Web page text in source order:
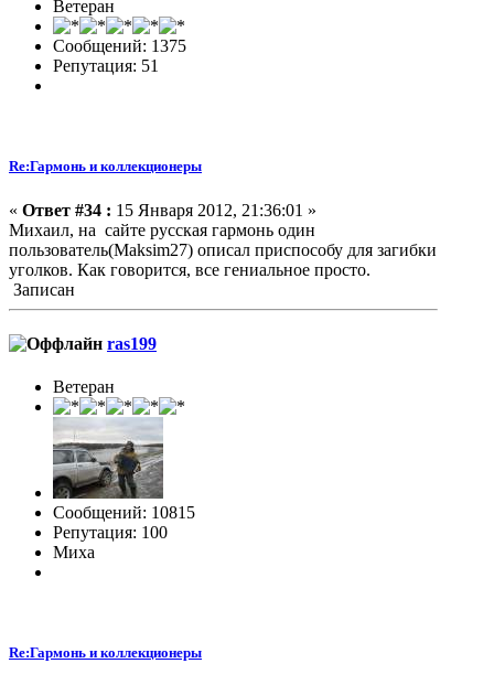
Ветеран
Сообщений: 1375
Репутация: 51
Re:Гармонь и коллекционеры
« Ответ #34 : 15 Января 2012, 21:36:01 »
Михаил, на сайте русская гармонь один
пользователь(Maksim27) описал приспособу для загибки
уголков. Как говорится, все гениальное просто.
Записан
ras199
Ветеран
Сообщений: 10815
Репутация: 100
Миха
Re:Гармонь и коллекционеры